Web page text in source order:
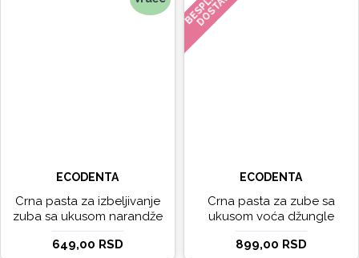
ECODENTA
Crna pasta za izbeljivanje
zuba sa ukusom narandže
Ecodenta 100 ml
649,00 RSD
DOSTAVA
ECODENTA
Crna pasta za zube sa
ukusom voća džungle
Ecodenta 75 ml
899,00 RSD